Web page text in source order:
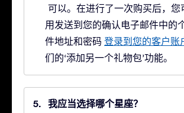
可以。在进行了一次购买后，您
用发送到您的确认电子邮件中的
件地址和密码 登录到您的客户账
们的‘添加另一个礼物包’功能。
我应当选择哪个星座？